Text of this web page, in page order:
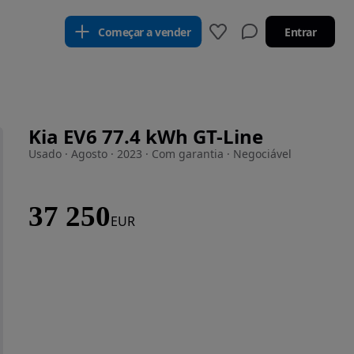
Começar a vender Entrar
Kia EV6 77.4 kWh GT-Line
Usado · Agosto · 2023 · Com garantia · Negociável
37 250EUR